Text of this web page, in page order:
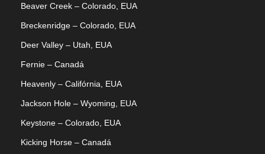
Beaver Creek – Colorado, EUA
Breckenridge – Colorado, EUA
Deer Valley – Utah, EUA
Fernie – Canadá
Heavenly – Califórnia, EUA
Jackson Hole – Wyoming, EUA
Keystone – Colorado, EUA
Kicking Horse – Canadá